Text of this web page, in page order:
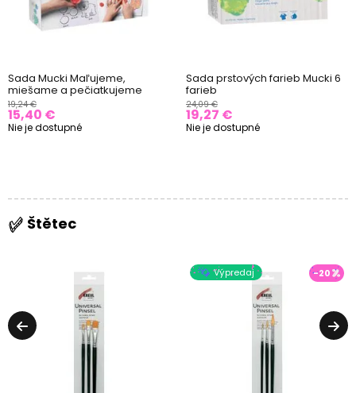
Sada Mucki Maľujeme,
miešame a pečiatkujeme
19,24 €
15,40 €
Nie je dostupné
Sada prstových farieb Mucki 6
farieb
24,09 €
19,27 €
Nie je dostupné
Štětec
Výpredaj -20